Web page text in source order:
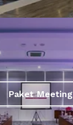
Paket Meeting